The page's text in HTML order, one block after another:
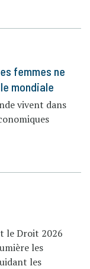
femmes ne
mondiale
vivent dans
le Droit 2026
les
les